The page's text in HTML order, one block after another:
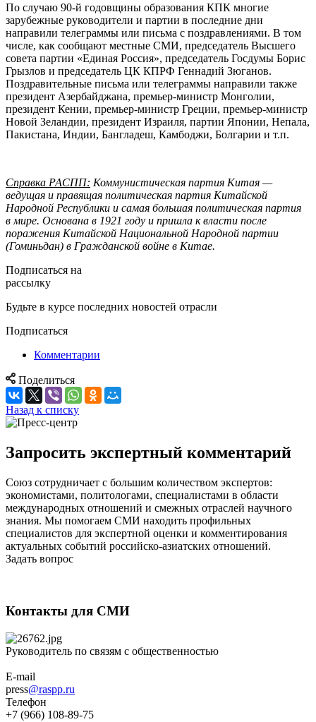
По случаю 90-й годовщины образования КПК многие
зарубежные руководители и партии в последние дни
направили телеграммы или письма с поздравлениями. В том
числе, как сообщают местные СМИ, председатель Высшего
совета партии «Единая Россия», председатель Госдумы Борис
Грызлов и председатель ЦК КПРФ Геннадий Зюганов.
Поздравительные письма или телеграммы направили также
президент Азербайджана, премьер-министр Монголии,
президент Кении, премьер-министр Греции, премьер-министр
Новой Зеландии, президент Израиля, партии Японии, Непала,
Пакистана, Индии, Бангладеш, Камбоджи, Болгарии и т.п.
Справка РАСПП: Коммунистическая партия Китая —
ведущая и правящая политическая партия Китайской
Народной Республики и самая большая политическая партия
в мире. Основана в 1921 году и пришла к власти после
поражения Китайской Национальной Народной партии
(Гоминьдан) в Гражданской войне в Китае.
Подписаться на
рассылку
Будьте в курсе последних новостей отрасли
Подписаться
Комментарии
Поделиться
Назад к списку
Запросить экспертный комментарий
Союз сотрудничает с большим количеством экспертов:
экономистами, политологами, специалистами в области
международных отношений и смежных отраслей научного
знания. Мы помогаем СМИ находить профильных
специалистов для экспертной оценки и комментирования
актуальных событий российско-азиатских отношений.
Задать вопрос
Контакты для СМИ
Руководитель по связям с общественностью
E-mail
press@raspp.ru
Телефон
+7 (966) 108-89-75